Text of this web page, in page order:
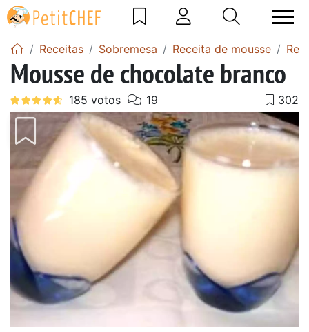
Receitas Sobremesa Receita de mousse
Mousse de chocolate branco